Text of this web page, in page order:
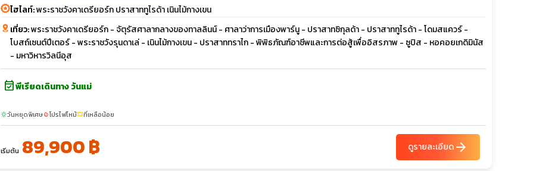
ไฮไลท์:พระราชวังคาเดรียอร์ก ปราสาททูไรด้า เนินไม้กางเขน
เที่ยว:พระราชวังคาเดรียอร์ก - จัตุรัสศาลากลางของทาลลินน์ - ศาลาว่าการเมืองพาร์นู - ปราสาทซิกุลด้า - ปราสาททูไรด้า - โดมสแควร์ -
โบสถ์เซนต์ปีเตอร์ - พระราชวังรุนดาเล่ - เนินไม้กางเขน - ปราสาททราไก - พิพิธภัณฑ์อาชีพและการต่อสู้เพื่ออิสรภาพ - ซูปิส - หอคอยเกดิมินัส
- มหาวิหารวิลนีอุส
event_availableพีเรียดเดินทาง วันแม่
sunnyวันหยุดพิเศษlocal_fire_departmentโปรไฟไหม้confirmation_numberที่เหลือน้อย
เริ่มต้น 89,900 ฿ ดูรายละเอียดarrow_forward